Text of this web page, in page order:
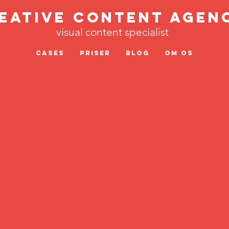
Cases Priser Blog Om os
visual content specialist
Content